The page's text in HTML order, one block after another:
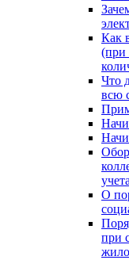
Как
(при
Что
всю
О
при